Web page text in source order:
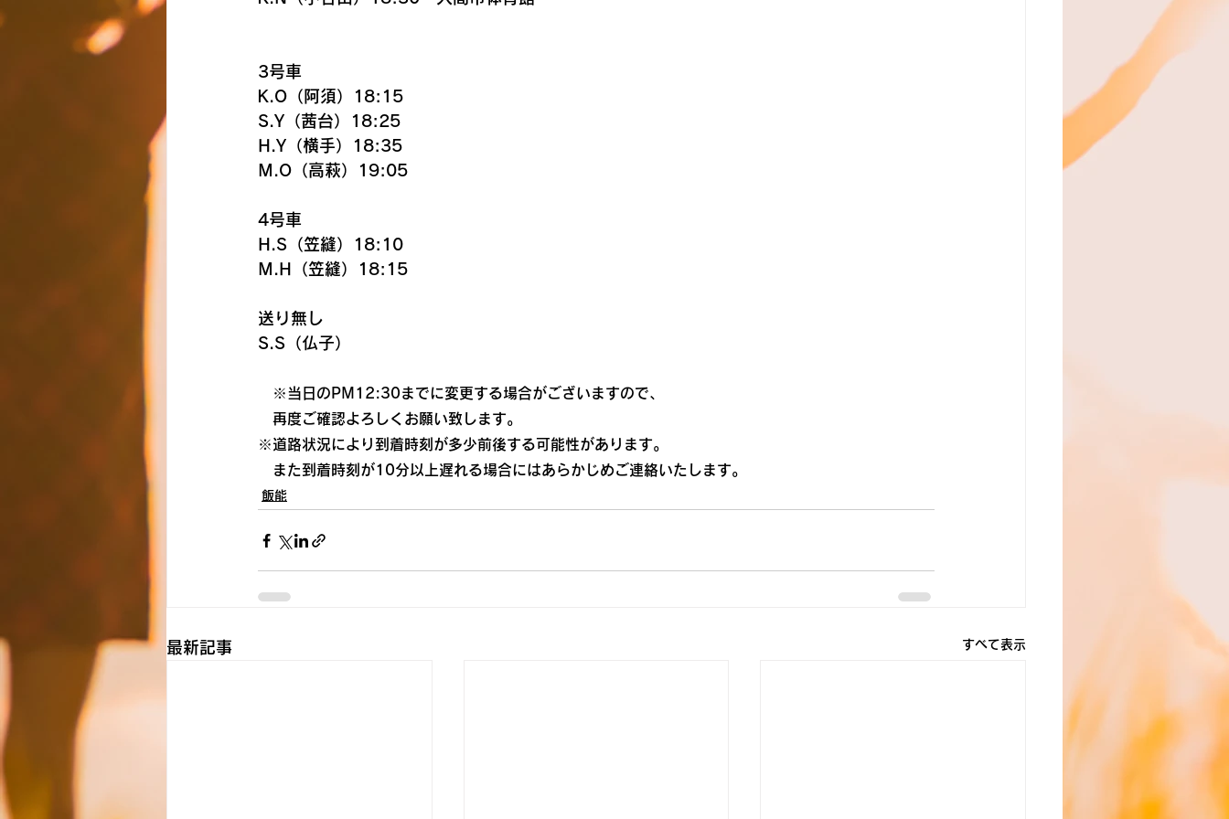
3号車
K.O（阿須）18:15
S.Y（茜台）18:25
H.Y（横手）18:35
M.O（高萩）19:05
4号車
H.S（笠縫）18:10
M.H（笠縫）18:15
送り無し
S.S（仏子）
※当日のPM12:30までに変更する場合がございますので、
再度ご確認よろしくお願い致します。
※道路状況により到着時刻が多少前後する可能性があります。
また到着時刻が10分以上遅れる場合にはあらかじめご連絡いたします。
飯能
最新記事 すべて表示